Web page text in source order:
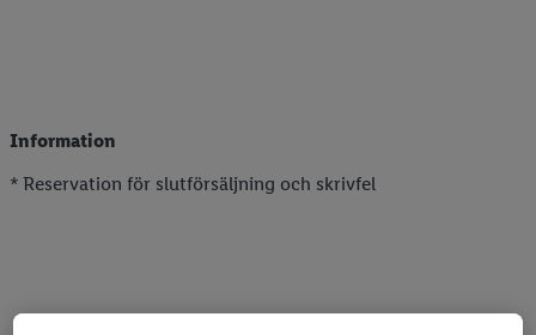
Information
* Reservation för slutförsäljning och skrivfel